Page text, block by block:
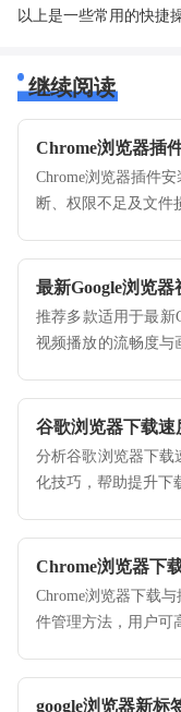
以上是一些常用的快捷
继续阅读
Chrome浏览器插
Chrome浏览器插件
断、权限不足及文件
最新Google浏览
推荐多款适用于最新
视频播放的流畅度与
谷歌浏览器下载
分析谷歌浏览器下载
化技巧，帮助提升下
Chrome浏览器下
Chrome浏览器下载
件管理方法，用户可
google浏览器新标